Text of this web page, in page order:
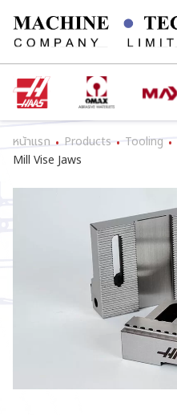
หน้าแรก • Products • Tooling •
Mill Vise Jaws